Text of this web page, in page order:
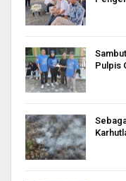
Pulpis